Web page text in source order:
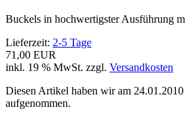
Buckels in hochwertigster Ausführung
Lieferzeit: 2-5 Tage
71,00 EUR
inkl. 19 % MwSt. zzgl. Versandkosten
Diesen Artikel haben wir am
aufgenommen.